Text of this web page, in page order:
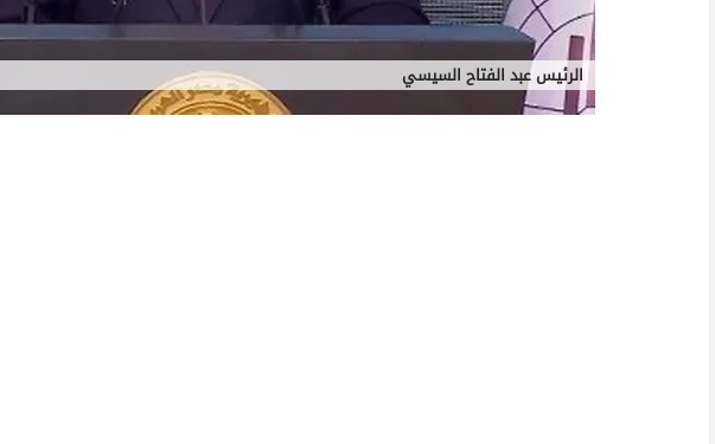
الرئيس عبد الفتاح السيسي